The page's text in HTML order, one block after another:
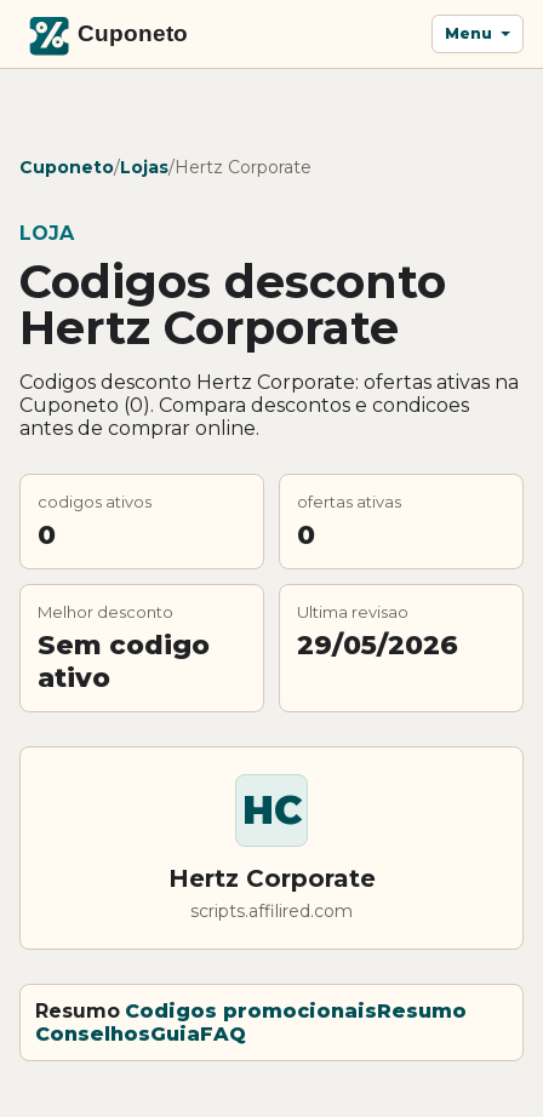
Menu
Cuponeto/Lojas/Hertz Corporate
LOJA
Codigos desconto
Hertz Corporate
Codigos desconto Hertz Corporate: ofertas ativas na
Cuponeto (0). Compara descontos e condicoes
antes de comprar online.
codigos ativos
0
ofertas ativas
0
Melhor desconto
Sem codigo
ativo
Ultima revisao
29/05/2026
HC
Hertz Corporate
scripts.affilired.com
Resumo Codigos promocionaisResumo
ConselhosGuiaFAQ